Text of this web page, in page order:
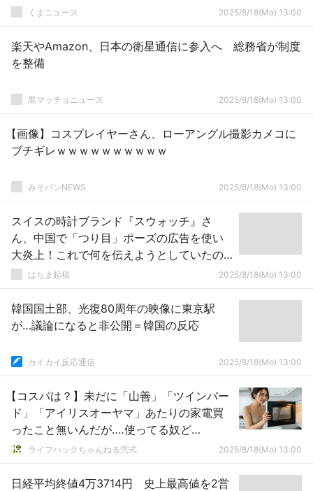
らなかった…」
くまニュース 2025/8/18(Mo) 13:00
楽天やAmazon、日本の衛星通信に参入へ 総務省が制度
を整備
黒マッチョニュース 2025/8/18(Mo) 13:00
【画像】コスプレイヤーさん、ローアングル撮影カメコに
ブチギレｗｗｗｗｗｗｗｗｗｗ
みそパンNEWS 2025/8/18(Mo) 13:00
スイスの時計ブランド『スウォッチ』さ
ん、中国で「つり目」ポーズの広告を使い
大炎上！これで何を伝えようとしていたの
か・・・
はちま起稿 2025/8/18(Mo) 13:00
韓国国土部、光復80周年の映像に東京駅
が…議論になると非公開＝韓国の反応
カイカイ反応通信 2025/8/18(Mo) 13:00
【コスパは？】未だに「山善」「ツインバー
ド」「アイリスオーヤマ」あたりの家電買
ったこと無いんだが‥‥使ってる奴ど
う？？？？？
ライフハックちゃんねる弐式 2025/8/18(Mo) 13:00
日経平均終値4万3714円 史上最高値を2営